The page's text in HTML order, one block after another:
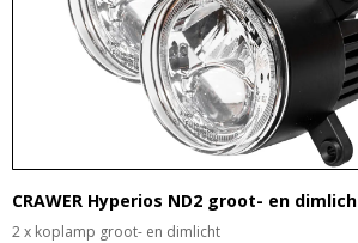
CRAWER Hyperios ND2 groot- en
2 x koplamp groot- en dimlicht